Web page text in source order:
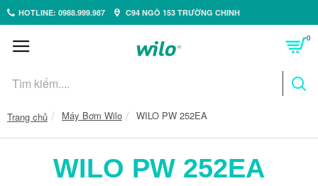
HOTLINE: 0988.999.987 C94 NGÕ 153 TRƯỜNG CHINH
0
Trang chủ Máy Bơm Wilo WILO PW 252EA
WILO PW 252EA